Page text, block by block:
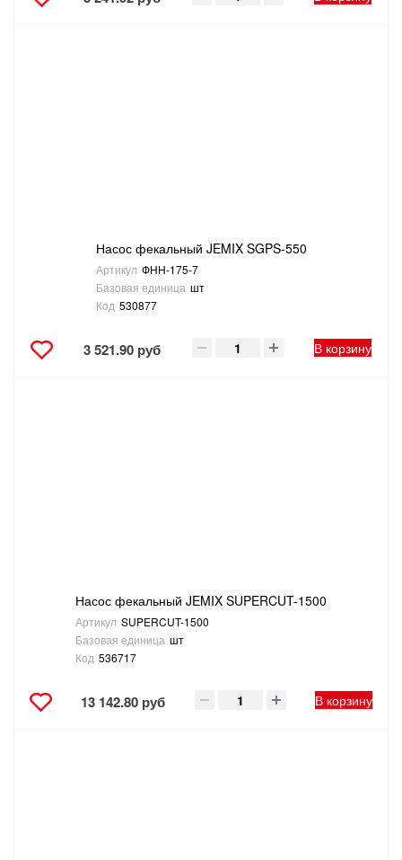
Насос фекальный JEMIX SGPS-550
Артикул ФНН-175-7
Базовая единица шт
Код 530877
3 521.90 руб В корзину
Насос фекальный JEMIX SUPERCUT-1500
Артикул SUPERCUT-1500
Базовая единица шт
Код 536717
13 142.80 руб В корзину